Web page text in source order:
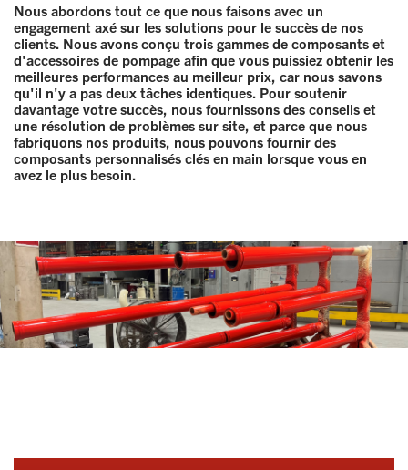
Nous abordons tout ce que nous faisons avec un
engagement axé sur les solutions pour le succès de nos
clients. Nous avons conçu trois gammes de composants et
d'accessoires de pompage afin que vous puissiez obtenir les
meilleures performances au meilleur prix, car nous savons
qu'il n'y a pas deux tâches identiques. Pour soutenir
davantage votre succès, nous fournissons des conseils et
une résolution de problèmes sur site, et parce que nous
fabriquons nos produits, nous pouvons fournir des
composants personnalisés clés en main lorsque vous en
avez le plus besoin.